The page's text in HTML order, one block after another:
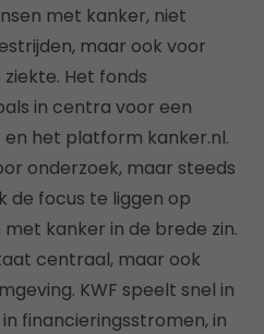
met kanker, niet
maar ook voor
Het fonds
in centra voor een
het platform kanker.nl.
onderzoek, maar steeds
de focus te liggen op
kanker in de brede zin.
centraal, maar ook
KWF speelt snel in
financieringsstromen, in